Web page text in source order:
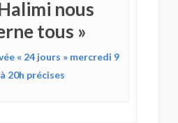
nous
tous »